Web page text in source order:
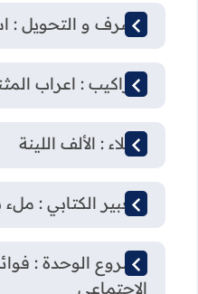
الصرف و التحويل :
التراكيب : اعراب
الإملاء : الألف اللينة
التعبير الكتابي :
مشروع الوحدة :
الاجتماعي